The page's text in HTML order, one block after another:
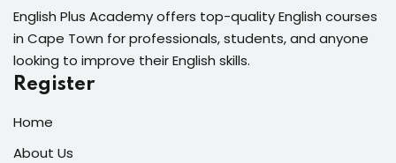
English Plus Academy offers top-quality English courses
in Cape Town for professionals, students, and anyone
looking to improve their English skills.
Register
Home
About Us